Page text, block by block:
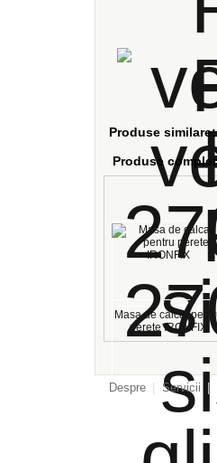
Produse similare:
Produse
Masa de calcat
perete IRONFIX
Despre Servicii